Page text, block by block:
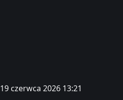
19 czerwca 2026 13:21